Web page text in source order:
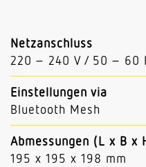
Netzanschluss
220 – 240 V / 50 – 60
Einstellungen via
Bluetooth Mesh
Abmessungen (L x B x
195 x 195 x 198 mm